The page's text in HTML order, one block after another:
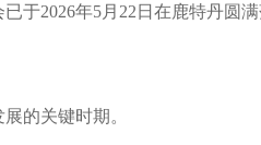
于2026年5月22日在鹿特丹圆
的关键时期。